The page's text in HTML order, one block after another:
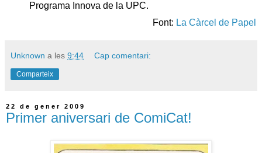
Programa Innova de la UPC.
Font: La Càrcel de Papel
Unknown a les 9:44 Cap comentari:
Comparteix
22 de gener 2009
Primer aniversari de ComiCat!